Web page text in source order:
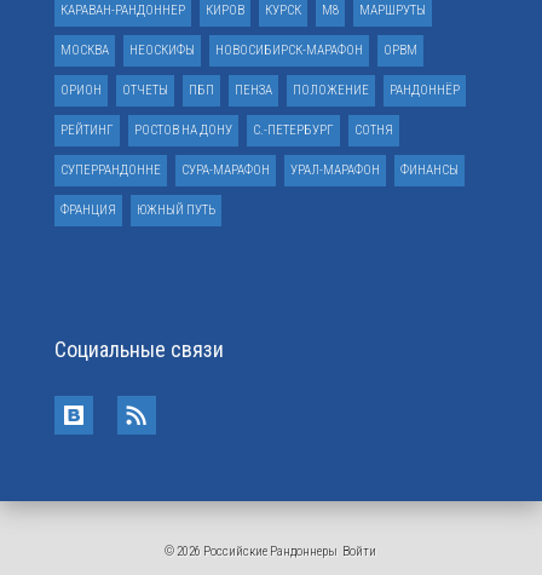
КАРАВАН-РАНДОННЕР КИРОВ КУРСК М8 МАРШРУТЫ
МОСКВА НЕОСКИФЫ НОВОСИБИРСК-МАРАФОН ОРВМ
ОРИОН ОТЧЕТЫ ПБП ПЕНЗА ПОЛОЖЕНИЕ РАНДОННЁР
РЕЙТИНГ РОСТОВ НА ДОНУ С.-ПЕТЕРБУРГ СОТНЯ
СУПЕРРАНДОННЕ СУРА-МАРАФОН УРАЛ-МАРАФОН ФИНАНСЫ
ФРАНЦИЯ ЮЖНЫЙ ПУТЬ
Социальные связи
© 2026 Российские Рандоннеры Войти